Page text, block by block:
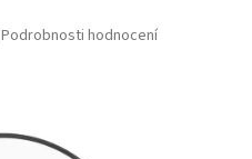
Podrobnosti hodnocení